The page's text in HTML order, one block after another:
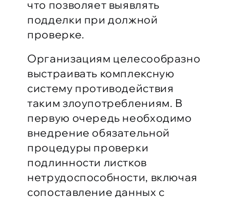
что позволяет выявлять
подделки при должной
проверке.
Организациям целесообразно
выстраивать комплексную
систему противодействия
таким злоупотреблениям. В
первую очередь необходимо
внедрение обязательной
процедуры проверки
подлинности листков
нетрудоспособности, включая
сопоставление данных с